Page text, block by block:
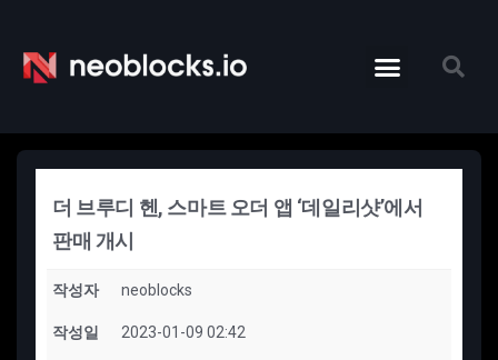
더 브루디 헨, 스마트 오더 앱 ‘데일리샷’에서
판매 개시
작성자 neoblocks
작성일 2023-01-09 02:42